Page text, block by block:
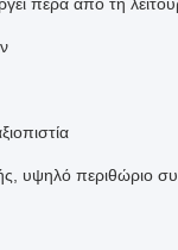
υψηλό περιθώριο